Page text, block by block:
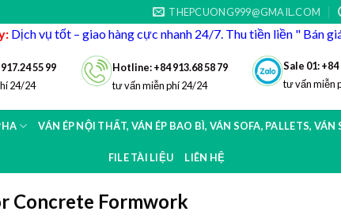
THEPCUONG999@GMAIL.COM
Dịch vụ tốt – giao hàng cực nhanh 24/7. Thu tiền liền " Bán
55 99
24/24
Hotline: +84 913.68 58 79
tư vấn miễn phí 24/24
Sale 01: +84
tư vấn miễn
VÁN ÉP NỘI THẤT, VÁN ÉP BAO BÌ, VÁN SOFA, PALLETS, VÁN
FILE TÀI LIỆU LIÊN HỆ
Concrete Formwork